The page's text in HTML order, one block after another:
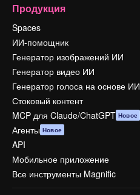
Продукция
Spaces
ИИ-помощник
Генератор изображений ИИ
Генератор видео ИИ
Генератор голоса на основе ИИ
Стоковый контент
MCP для Claude/ChatGPT Новое
Агенты Новое
API
Мобильное приложение
Все инструменты Magnific